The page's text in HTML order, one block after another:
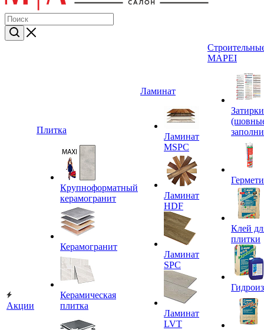
Акции
Плитка
Крупноформатный
керамогранит
Керамогранит
Керамическая
плитка
Ламинат
Ламинат
MSPC
Ламинат
HDF
Ламинат
SPC
Ламинат
LVT
MAPEI
Затирки
Клей
плитки